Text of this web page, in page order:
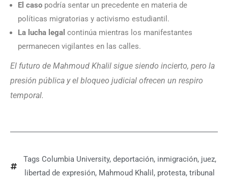
El caso podría sentar un precedente en materia de
políticas migratorias y activismo estudiantil.
La lucha legal continúa mientras los manifestantes
permanecen vigilantes en las calles.
El futuro de Mahmoud Khalil sigue siendo incierto, pero la
presión pública y el bloqueo judicial ofrecen un respiro
temporal.
Tags Columbia University, deportación, inmigración, juez,
libertad de expresión, Mahmoud Khalil , protesta, tribunal